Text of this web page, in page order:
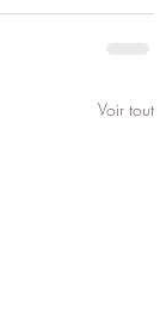
Voir tout